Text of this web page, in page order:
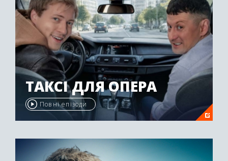
ТАКСІ ДЛЯ ОПЕРА
Повні епізоди